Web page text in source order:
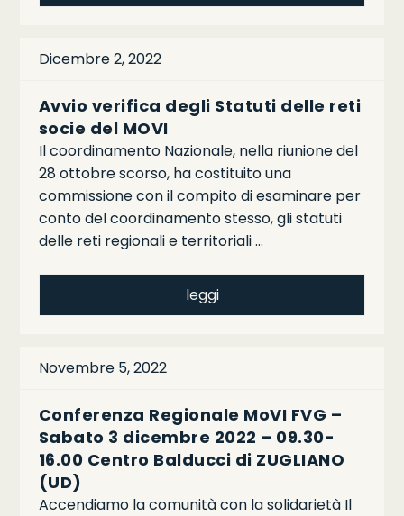
Dicembre 2, 2022
Avvio verifica degli Statuti delle reti
socie del MOVI
Il coordinamento Nazionale, nella riunione del
28 ottobre scorso, ha costituito una
commissione con il compito di esaminare per
conto del coordinamento stesso, gli statuti
delle reti regionali e territoriali …
leggi
Novembre 5, 2022
Conferenza Regionale MoVI FVG –
Sabato 3 dicembre 2022 – 09.30-
16.00 Centro Balducci di ZUGLIANO
(UD)
Accendiamo la comunità con la solidarietà Il